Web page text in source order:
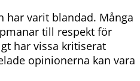
har varit blandad. Många
till respekt för
har vissa kritiserat
opinionerna kan vara